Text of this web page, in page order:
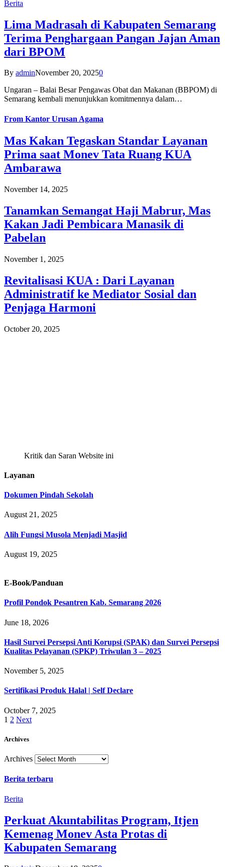
Berita
Lima Madrasah di Kabupaten Semarang
Terima Penghargaan Pangan Jajan Aman
dari BPOM
By adminNovember 20, 20250
Ungaran – Balai Besar Pengawas Obat dan Makanan (BBPOM) di
Semarang kembali menunjukkan komitmennya dalam…
From Kantor Urusan Agama
Mas Kakan Tegaskan Standar Layanan
Prima saat Monev Tata Ruang KUA
Ambarawa
November 14, 2025
Tanamkan Semangat Haji Mabrur, Mas
Kakan Jadi Pembicara Manasik di
Pabelan
November 1, 2025
Revitalisasi KUA : Dari Layanan
Administratif ke Mediator Sosial dan
Penjaga Harmoni
October 20, 2025
Kritik dan Saran Website ini
Layanan
Dokumen Pindah Sekolah
August 21, 2025
Alih Fungsi Musola Menjadi Masjid
August 19, 2025
E-Book/Panduan
Profil Pondok Pesantren Kab. Semarang 2026
June 18, 2026
Hasil Survei Persepsi Anti Korupsi (SPAK) dan Survei Persepsi
Kualitas Pelayanan (SPKP) Triwulan 3 – 2025
November 5, 2025
Sertifikasi Produk Halal | Self Declare
October 7, 2025
1 2 Next
Archives
Archives
Berita terbaru
Berita
Perkuat Akuntabilitas Program, Itjen
Kemenag Monev Asta Protas di
Kabupaten Semarang